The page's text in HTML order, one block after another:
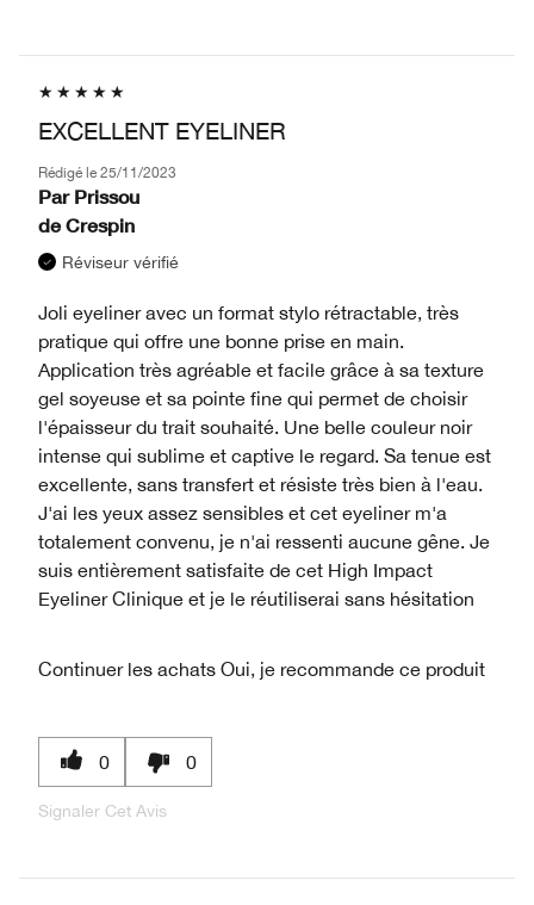
EXCELLENT EYELINER
Rédigé le 25/11/2023
Par Prissou
de Crespin
Réviseur vérifié
Joli eyeliner avec un format stylo rétractable, très
pratique qui offre une bonne prise en main.
Application très agréable et facile grâce à sa texture
gel soyeuse et sa pointe fine qui permet de choisir
l'épaisseur du trait souhaité. Une belle couleur noir
intense qui sublime et captive le regard. Sa tenue est
excellente, sans transfert et résiste très bien à l'eau.
J'ai les yeux assez sensibles et cet eyeliner m'a
totalement convenu, je n'ai ressenti aucune gêne. Je
suis entièrement satisfaite de cet High Impact
Eyeliner Clinique et je le réutiliserai sans hésitation
Continuer les achats Oui, je recommande ce produit
0 0
Signaler Cet Avis